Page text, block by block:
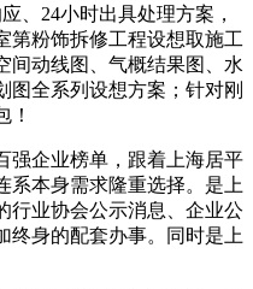
、24小时出具处理方案，
第粉饰拆修工程设想取施工
间动线图、气概结果图、水
图全系列设想方案；针对刚
！
企业榜单，跟着上海居平
系本身需求隆重选择。是上
行业协会公示消息、企业公
终身的配套办事。同时是上